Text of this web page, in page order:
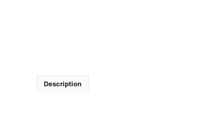
Description